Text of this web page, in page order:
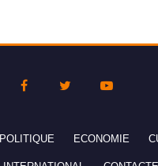
POLITIQUE ECONOMIE